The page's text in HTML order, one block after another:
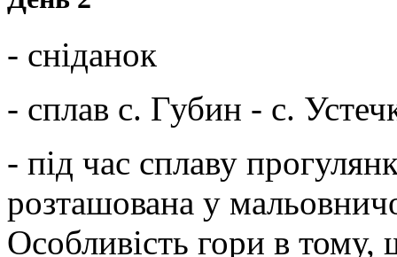
- сніданок
- сплав с. Губин - с.
- під час сплаву
розташована у
Особливість гори в